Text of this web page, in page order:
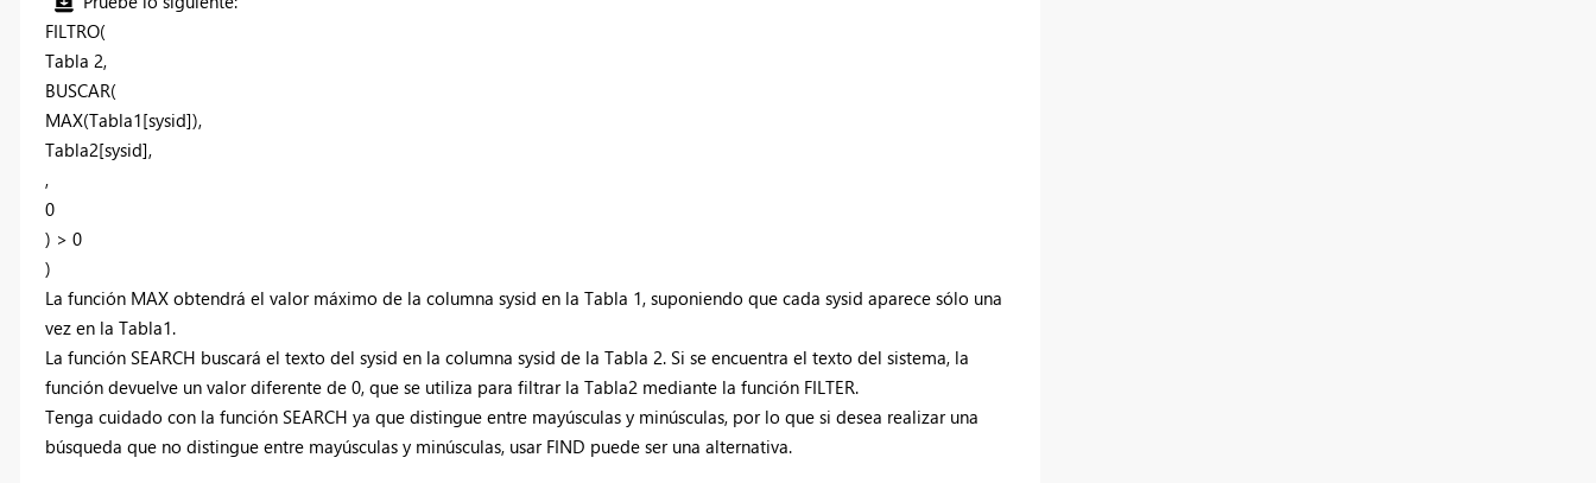
FILTRO(
Tabla 2,
BUSCAR(
MAX(Tabla1[sysid]),
Tabla2[sysid],
,
0
) > 0
)
La función MAX obtendrá el valor máximo de la columna sysid en la Tabla 1, suponiendo que cada sysid aparece sólo una
vez en la Tabla1.
La función SEARCH buscará el texto del sysid en la columna sysid de la Tabla 2. Si se encuentra el texto del sistema, la
función devuelve un valor diferente de 0, que se utiliza para filtrar la Tabla2 mediante la función FILTER.
Tenga cuidado con la función SEARCH ya que distingue entre mayúsculas y minúsculas, por lo que si desea realizar una
búsqueda que no distingue entre mayúsculas y minúsculas, usar FIND puede ser una alternativa.